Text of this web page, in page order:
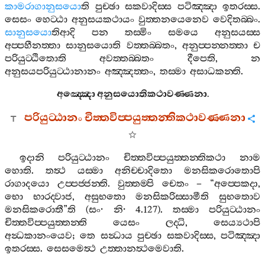
කාමරාගානුසයොති පුච‍්ඡා සකවාදිස‍්ස පටිඤ‍්ඤා ඉතරස‍්ස.
සෙසං හෙට‍්ඨා අනුසයකථායං වුත‍්තනයෙනෙව වෙදිතබ‍්බං.
සානුසයොතිආදි පන තස‍්මිං සමයෙ
අනුසයස‍්ස
අප‍්පහීනත‍්තා සානුසයොති වත‍්තබ‍්බතං, අනුප‍්පන‍්නත‍්තා ච
පරියුට‍්ඨිතොති
අවත‍්තබ‍්බතං දීපෙති,න
අනුසයපරියුට‍්ඨානානං අඤ‍්ඤත‍්තං, තස‍්මා අසාධකන‍්ති.
අඤ‍්ඤොඅනුසයොතිකථාවණ‍්ණනා.
පරියුට‍්ඨානංචිත‍්තවිප‍්පයුත‍්තන‍්තිකථාවණ‍්ණනා
ඉදානි පරියුට‍්ඨානං චිත‍්තවිප‍්පයුත‍්තන‍්තිකථා
නාම
හොති. තත්‍ථ යස‍්මා අනිච‍්චාදිතො
මනසිකරොතොපි
රාගාදයො
උප‍්පජ‍්ජන‍්ති.වුත‍්තම‍්පි චෙතං– “අප‍්පෙකදා,
භො
භාරද‍්වාජ, අසුභතො මනසිකරිස‍්සාමීති
සුභතොව
මනසිකරොතී”ති (සං· නි· 4.127).තස‍්මා
පරියුට‍්ඨානං
චිත‍්තවිප‍්පයුත‍්තන‍්ති
යෙසං ලද‍්ධි, සෙය්‍යථාපි
අන්‍ධකානංයෙව;තෙ සන්‍ධාය පුච‍්ඡා සකවාදිස‍්ස,පටිඤ‍්ඤා
ඉතරස‍්ස. සෙසමෙත්‍ථ උත‍්තානත්‍ථමෙවාති.